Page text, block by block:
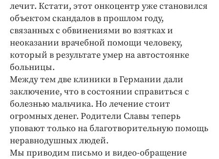
Издания
Медиаперсона
Интересное чтиво
Клиника года
Бренд года
Работодатель года
лечит. Кстати, этот онкоцентр уже становился
объектом скандалов в прошлом году,
связанных с обвинениями во взятках и
неоказании врачебной помощи человеку,
который в результате умер на автостоянке
больницы.
Между тем две клиники в Германии дали
заключение, что в состоянии справиться с
болезнью мальчика. Но лечение стоит
огромных денег. Родители Славы теперь
уповают только на благотворительную помощь
неравнодушных людей.
Мы приводим письмо и видео-обращение